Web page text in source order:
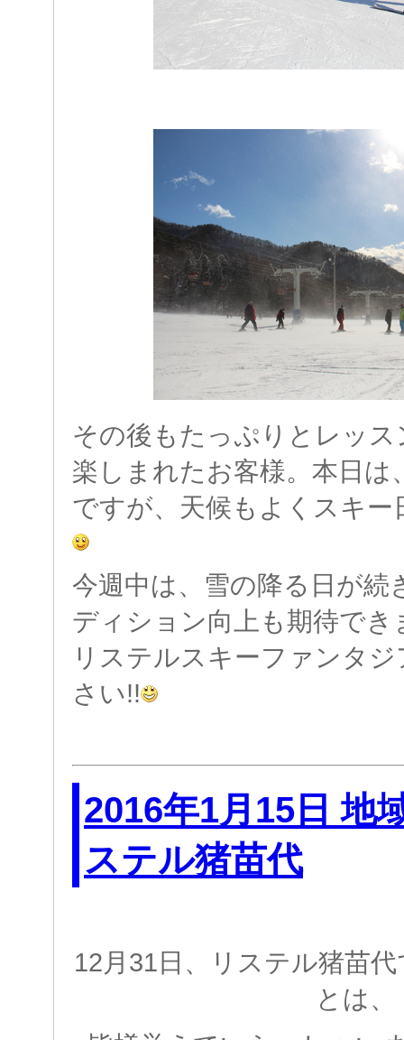
その後もたっぷりとレッ
楽しまれたお客様。本日は
ですが、天候もよくスキー
今週中は、雪の降る日が続
ディション向上も期待で
リステルスキーファンタ
さい!!
2016年1月15日 地
ステル猪苗代
12月31日、リステル猪苗
とは、